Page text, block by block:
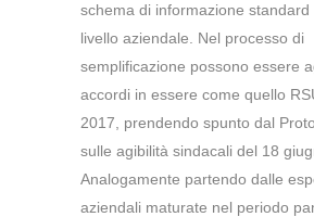
schema di informazione standard
livello aziendale. Nel processo di
semplificazione possono essere
accordi in essere come quello
2017, prendendo spunto dal
sulle agibilità sindacali del 18
Analogamente partendo dalle
aziendali maturate nel periodo